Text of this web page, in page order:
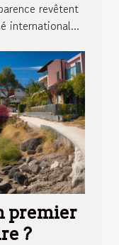
revêtent
international...
premier
?